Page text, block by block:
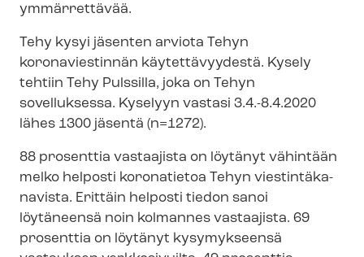
ymmärrettävää.
Tehy kysyi jäsenten arviota Tehyn
koronaviestinnän käytettävyydestä. Kysely
tehtiin Tehy Pulssilla, joka on Tehyn
sovelluksessa. Kyselyyn vastasi 3.4.-8.4.2020
lähes 1300 jäsentä (n=1272).
88 prosenttia vastaajista on löytänyt vähintään
melko helposti koronatietoa Tehyn vies­tin­tä­ka­
na­vis­ta. Erittäin helposti tiedon sanoi
löytäneensä noin kolmannes vastaajista. 69
prosenttia on löytänyt kysymykseensä